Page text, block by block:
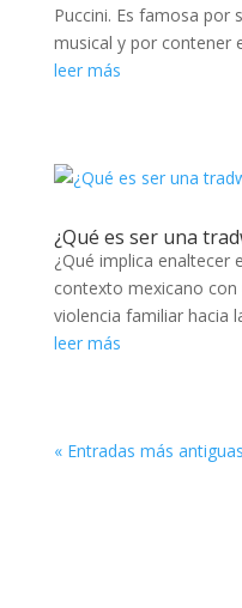
Puccini. Es famosa por
musical y por contener
leer más
¿Qué es ser una
¿Qué implica enaltecer
contexto mexicano
violencia familiar hacia
leer más
« Entradas más antiguas